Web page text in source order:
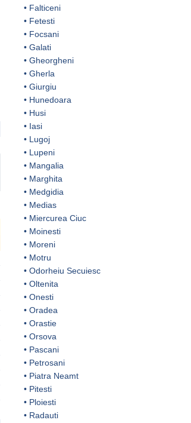
• Falticeni
• Fetesti
• Focsani
• Galati
• Gheorgheni
• Gherla
• Giurgiu
• Hunedoara
• Husi
• Iasi
• Lugoj
• Lupeni
• Mangalia
• Marghita
• Medgidia
• Medias
• Miercurea Ciuc
• Moinesti
• Moreni
• Motru
• Odorheiu Secuiesc
• Oltenita
• Onesti
• Oradea
• Orastie
• Orsova
• Pascani
• Petrosani
• Piatra Neamt
• Pitesti
• Ploiesti
• Radauti